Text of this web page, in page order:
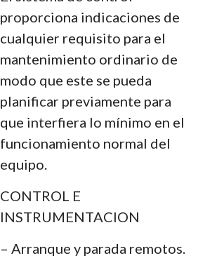
proporciona indicaciones de
cualquier requisito para el
mantenimiento ordinario de
modo que este se pueda
planificar previamente para
que interfiera lo mínimo en el
funcionamiento normal del
equipo.
CONTROL E
INSTRUMENTACION
– Arranque y parada remotos.